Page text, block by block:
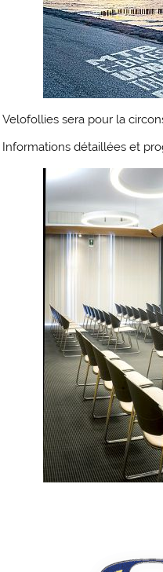
Velofollies sera pour la
Informations détaillées et